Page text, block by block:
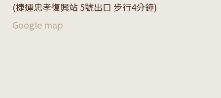
(捷運忠孝復興站 5號出口 步行4分鐘)
Google map